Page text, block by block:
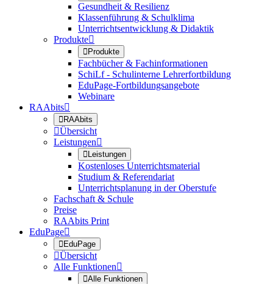
Gesundheit & Resilienz
Klassenführung & Schulklima
Unterrichtsentwicklung & Didaktik
Produkte
Produkte
Fachbücher & Fachinformationen
SchiLf - Schulinterne Lehrerfortbildung
EduPage-Fortbildungsangebote
Webinare
RAAbits
RAAbits
Übersicht
Leistungen
Leistungen
Kostenloses Unterrichtsmaterial
Studium & Referendariat
Unterrichtsplanung in der Oberstufe
Fachschaft & Schule
Preise
RAAbits Print
EduPage
EduPage
Übersicht
Alle Funktionen
Alle Funktionen